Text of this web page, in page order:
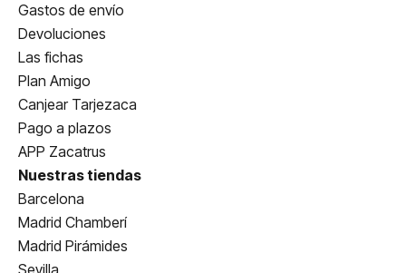
Gastos de envío
Devoluciones
Las fichas
Plan Amigo
Canjear Tarjezaca
Pago a plazos
APP Zacatrus
Nuestras tiendas
Barcelona
Madrid Chamberí
Madrid Pirámides
Sevilla